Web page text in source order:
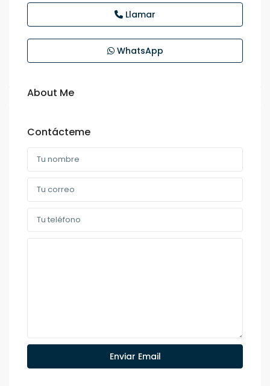
Llamar
WhatsApp
About Me
Contácteme